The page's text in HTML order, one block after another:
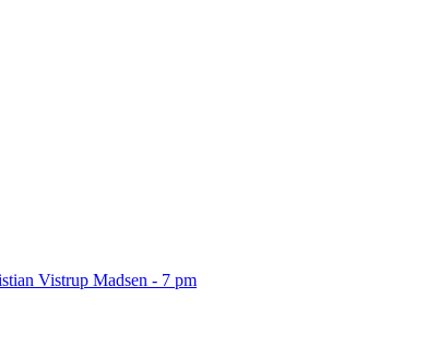
Vistrup Madsen - 7 pm